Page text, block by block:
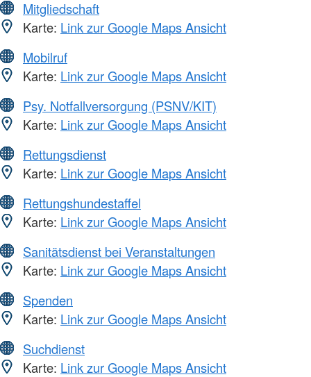
Mitgliedschaft
Karte: Link zur Google Maps Ansicht
Mobilruf
Karte: Link zur Google Maps Ansicht
Psy. Notfallversorgung (PSNV/KIT)
Karte: Link zur Google Maps Ansicht
Rettungsdienst
Karte: Link zur Google Maps Ansicht
Rettungshundestaffel
Karte: Link zur Google Maps Ansicht
Sanitätsdienst bei Veranstaltungen
Karte: Link zur Google Maps Ansicht
Spenden
Karte: Link zur Google Maps Ansicht
Suchdienst
Karte: Link zur Google Maps Ansicht